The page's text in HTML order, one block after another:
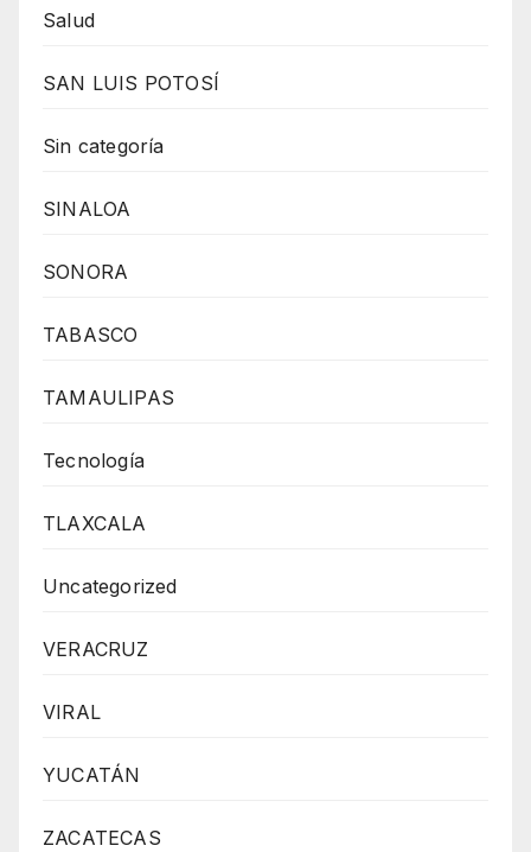
Salud
SAN LUIS POTOSÍ
Sin categoría
SINALOA
SONORA
TABASCO
TAMAULIPAS
Tecnología
TLAXCALA
Uncategorized
VERACRUZ
VIRAL
YUCATÁN
ZACATECAS